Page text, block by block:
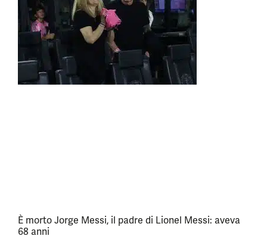
È morto Jorge Messi, il padre di Lionel Messi: aveva
68 anni